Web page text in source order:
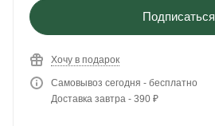
Подписаться
Хочу в подарок
Самовывоз сегодня - бесплатно
Доставка завтра - 390 ₽